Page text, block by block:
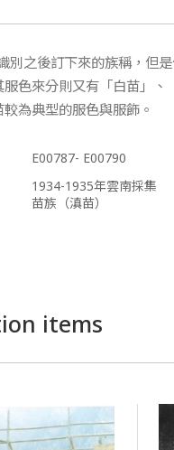
別之後訂下來的族稱，但
色來分則又有「白苗」
為典型的服色與服飾。
E00787- E00790
1934-1935年雲南採集
苗族（滇苗）
items